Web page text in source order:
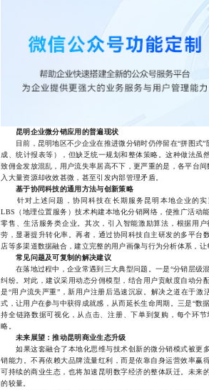
昆明企业微分销应用的普遍现状
目前，昆明地区不少企业在推进微分销时仍停留在“拼图式
成、统计报表等），但缺乏统一规划和整体策略。这种做法虽
致佣金发放混乱，用户流失率居高不下，更严重的是，各平台
入大量资源却收效甚微，甚至引发内部管理矛盾。
基于协同科技的通用方法与创新策略
针对上述问题，协同科技在长期服务昆明本地企业的实
LBS（地理位置服务）技术构建本地化分销网络，使推广活动
零售、生活服务类企业。其次，引入智能激励算法，根据用
劳，显著提升转化率。再者，通过协同科技自主研发的多平台
店等多渠道数据融合，建立完整的用户画像与行为分析体系，
常见问题及可复制的解决建议
在落地过程中，企业常遇到三大典型问题。一是“分销层级
纠纷。对此，建议采用动态分佣模型，结合用户贡献度自动分
是“用户流失严重”，新用户注册后迅速沉寂。解决之道在于激
式，让用户在参与中获得成就感，从而延长生命周期。三是“数
持全链路数据可视化，从点击、注册、下单到复购，每个环
略。
未来展望：推动昆明商业生态升级
如果这套融合了本地化思维与技术创新的微分销模式被更
销能力。不再依赖大品牌流量红利，而是依靠自身运营效率赢
可持续的商业生态，也将加速昆明数字经济的整体跃迁。未来
的较量。